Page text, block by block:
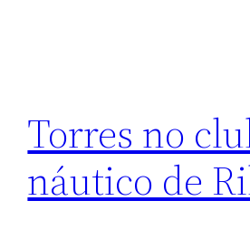
Torres no
náutico de